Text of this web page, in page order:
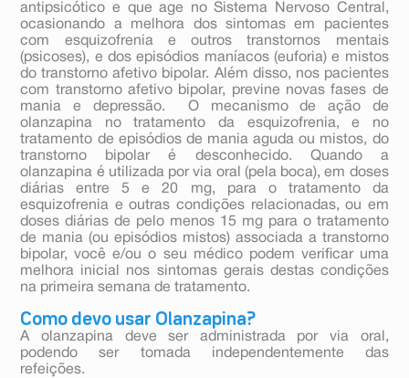
antipsicótico e que age no Sistema Nervoso Central,
ocasionando a melhora dos sintomas em pacientes
com esquizofrenia e outros transtornos mentais
(psicoses), e dos episódios maníacos (euforia) e mistos
do transtorno afetivo bipolar. Além disso, nos pacientes
com transtorno afetivo bipolar, previne novas fases de
mania e depressão. O mecanismo de ação de
olanzapina no tratamento da esquizofrenia, e no
tratamento de episódios de mania aguda ou mistos, do
transtorno bipolar é desconhecido. Quando a
olanzapina é utilizada por via oral (pela boca), em doses
diárias entre 5 e 20 mg, para o tratamento da
esquizofrenia e outras condições relacionadas, ou em
doses diárias de pelo menos 15 mg para o tratamento
de mania (ou episódios mistos) associada a transtorno
bipolar, você e/ou o seu médico podem verificar uma
melhora inicial nos sintomas gerais destas condições
na primeira semana de tratamento.
Como devo usar Olanzapina?
A olanzapina deve ser administrada por via oral,
podendo ser tomada independentemente das
refeições.